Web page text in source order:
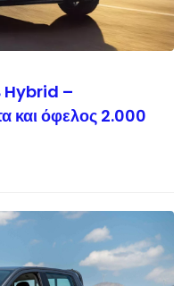
Hybrid –
και όφελος 2.000